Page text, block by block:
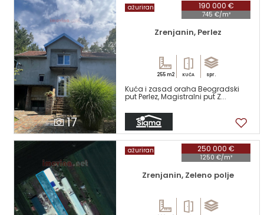
17
190 000 €
745 €/m²
ažuriran
Zrenjanin, Perlez
255 m2 KUĆA spr.
Kuća i zasad oraha Beogradski
put Perlez, Magistralni put Z...
250 000 €
1250 €/m²
ažuriran
Zrenjanin, Zeleno polje